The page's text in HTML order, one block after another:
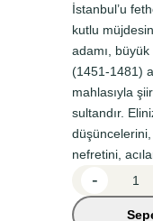
n
a
l
f
i
t
a
k
i
f
i
t
İstanbul’u
kutlu
adamı,
(1451-1481)
mahlasıyla
sultandır.
düşüncelerini,
nefretini,
-